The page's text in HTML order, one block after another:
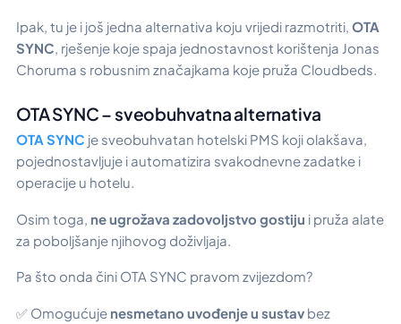
Ipak, tu je i još jedna alternativa koju vrijedi razmotriti, OTA
SYNC , rješenje koje spaja jednostavnost korištenja Jonas
Choruma s robusnim značajkama koje pruža Cloudbeds.
OTA SYNC – sveobuhvatna alternativa
OTA SYNC je sveobuhvatan hotelski PMS koji olakšava,
pojednostavljuje i automatizira svakodnevne zadatke i
operacije u hotelu.
Osim toga, ne ugrožava zadovoljstvo gostiju i pruža alate
za poboljšanje njihovog doživljaja.
Pa što onda čini OTA SYNC pravom zvijezdom?
✅ Omogućuje nesmetano uvođenje u sustav bez